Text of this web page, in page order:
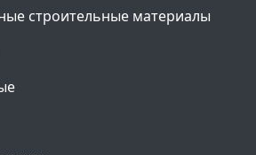
строительные материалы